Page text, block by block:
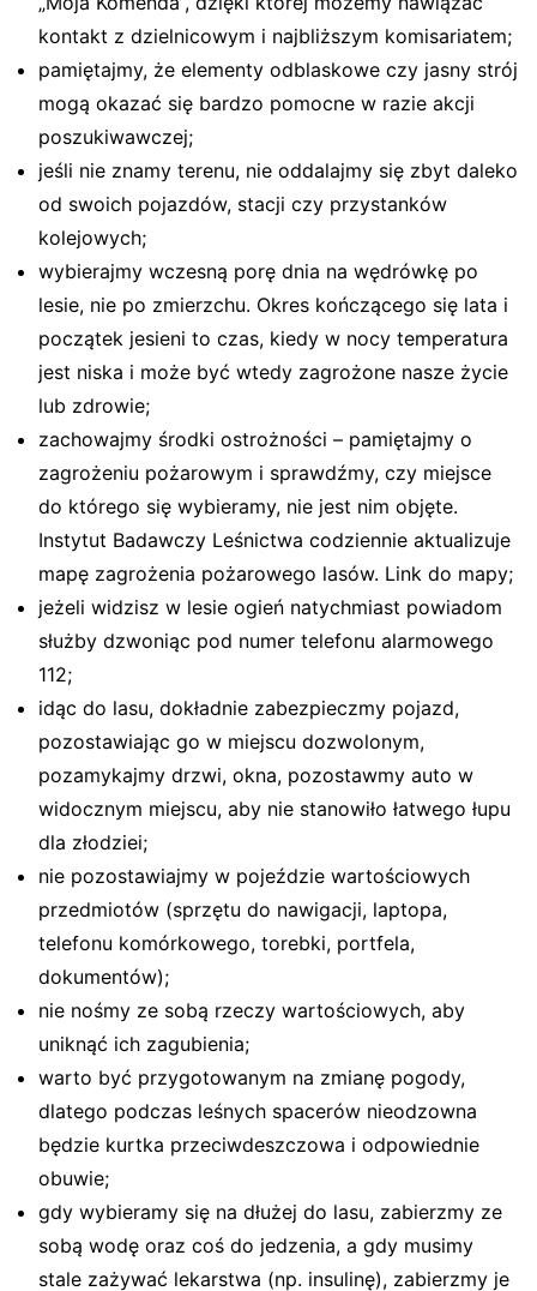
kontakt z dzielnicowym i najbliższym komisariatem;
pamiętajmy, że elementy odblaskowe czy jasny strój
mogą okazać się bardzo pomocne w razie akcji
poszukiwawczej;
jeśli nie znamy terenu, nie oddalajmy się zbyt daleko
od swoich pojazdów, stacji czy przystanków
kolejowych;
wybierajmy wczesną porę dnia na wędrówkę po
lesie, nie po zmierzchu. Okres kończącego się lata i
początek jesieni to czas, kiedy w nocy temperatura
jest niska i może być wtedy zagrożone nasze życie
lub zdrowie;
zachowajmy środki ostrożności – pamiętajmy o
zagrożeniu pożarowym i sprawdźmy, czy miejsce
do którego się wybieramy, nie jest nim objęte.
Instytut Badawczy Leśnictwa codziennie aktualizuje
mapę zagrożenia pożarowego lasów. Link do mapy;
jeżeli widzisz w lesie ogień natychmiast powiadom
służby dzwoniąc pod numer telefonu alarmowego
112;
idąc do lasu, dokładnie zabezpieczmy pojazd,
pozostawiając go w miejscu dozwolonym,
pozamykajmy drzwi, okna, pozostawmy auto w
widocznym miejscu, aby nie stanowiło łatwego łupu
dla złodziei;
nie pozostawiajmy w pojeździe wartościowych
przedmiotów (sprzętu do nawigacji, laptopa,
telefonu komórkowego, torebki, portfela,
dokumentów);
nie nośmy ze sobą rzeczy wartościowych, aby
uniknąć ich zagubienia;
warto być przygotowanym na zmianę pogody,
dlatego podczas leśnych spacerów nieodzowna
będzie kurtka przeciwdeszczowa i odpowiednie
obuwie;
gdy wybieramy się na dłużej do lasu, zabierzmy ze
sobą wodę oraz coś do jedzenia, a gdy musimy
stale zażywać lekarstwa (np. insulinę), zabierzmy je